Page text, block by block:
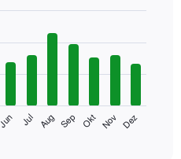
Jun Jul Aug Sep Okt Nov Dez